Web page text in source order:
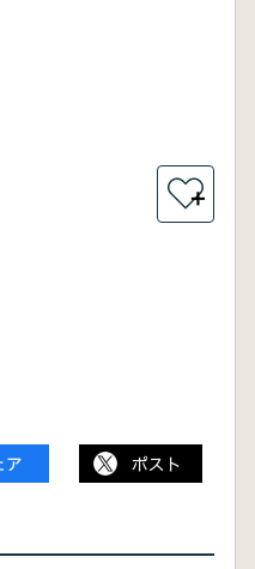
＋